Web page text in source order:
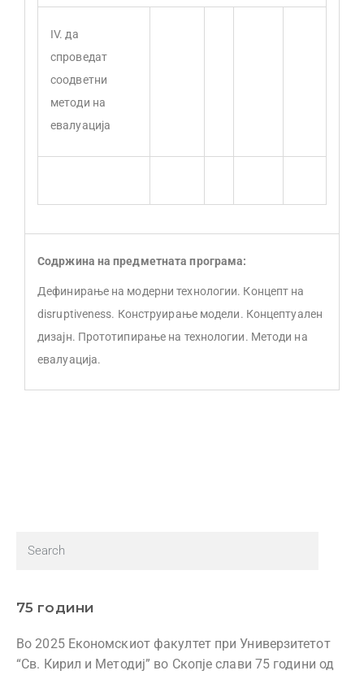
IV. да
спроведат
соодветни
методи на
евалуација
Содржина на предметната програма:
Дефинирање на модерни технологии. Концепт на
disruptiveness. Конструирање модели. Концептуален
дизајн. Прототипирање на технологии. Методи на
евалуација.
75 години
Во 2025 Економскиот факултет при Универзитетот
“Св. Кирил и Методиј” во Скопје слави 75 години од